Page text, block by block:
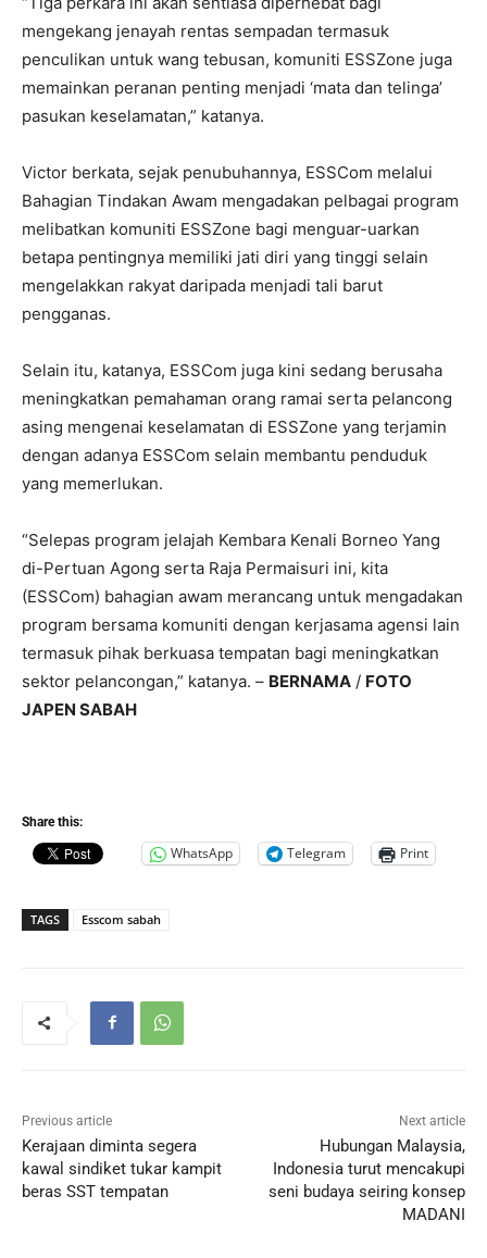
mengekang jenayah rentas sempadan termasuk
penculikan untuk wang tebusan, komuniti ESSZone juga
memainkan peranan penting menjadi ‘mata dan telinga’
pasukan keselamatan,” katanya.
Victor berkata, sejak penubuhannya, ESSCom melalui
Bahagian Tindakan Awam mengadakan pelbagai program
melibatkan komuniti ESSZone bagi menguar-uarkan
betapa pentingnya memiliki jati diri yang tinggi selain
mengelakkan rakyat daripada menjadi tali barut
pengganas.
Selain itu, katanya, ESSCom juga kini sedang berusaha
meningkatkan pemahaman orang ramai serta pelancong
asing mengenai keselamatan di ESSZone yang terjamin
dengan adanya ESSCom selain membantu penduduk
yang memerlukan.
“Selepas program jelajah Kembara Kenali Borneo Yang
di-Pertuan Agong serta Raja Permaisuri ini, kita
(ESSCom) bahagian awam merancang untuk mengadakan
program bersama komuniti dengan kerjasama agensi lain
termasuk pihak berkuasa tempatan bagi meningkatkan
sektor pelancongan,” katanya. – BERNAMA / FOTO
JAPEN SABAH
Share this:
WhatsApp Telegram Print
TAGS Esscom sabah
Previous article
Kerajaan diminta segera
kawal sindiket tukar kampit
beras SST tempatan
Next article
Hubungan Malaysia,
Indonesia turut mencakupi
seni budaya seiring konsep
MADANI